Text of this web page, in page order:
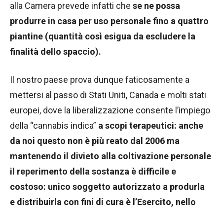
alla Camera prevede infatti che se ne possa
produrre in casa per uso personale fino a quattro
piantine (quantità così esigua da escludere la
finalità dello spaccio).
Il nostro paese prova dunque faticosamente a
mettersi al passo di Stati Uniti, Canada e molti stati
europei, dove la liberalizzazione consente l’impiego
della “cannabis indica” a scopi terapeutici: anche
da noi questo non è più reato dal 2006 ma
mantenendo il divieto alla coltivazione personale
il reperimento della sostanza è difficile e
costoso: unico soggetto autorizzato a produrla
e distribuirla con fini di cura è l’Esercito, nello